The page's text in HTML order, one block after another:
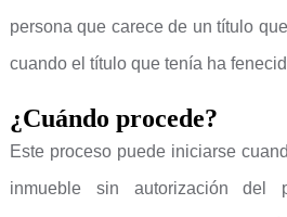
persona que carece de un título
cuando el título que tenía ha
¿Cuándo procede?
Este proceso puede iniciarse
inmueble sin autorización del